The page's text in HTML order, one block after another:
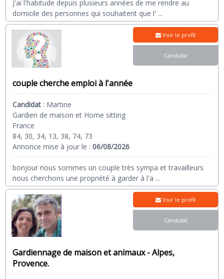
J'ai l'habitude depuis plusieurs années de me rendre au
domicile des personnes qui souhaitent que l' ...
couple cherche emploi à l'année
Candidat : Martine
Gardien de maison et Home sitting
France
84, 30, 34, 13, 38, 74, 73
Annonce mise à jour le :06/08/2026
bonjour nous sommes un couple très sympa et travailleurs
nous cherchons une propriété à garder à l'a ...
Voir le profil
Candidat
Gardiennage de maison et animaux - Alpes,
Provence.
Voir le profil
Candidat